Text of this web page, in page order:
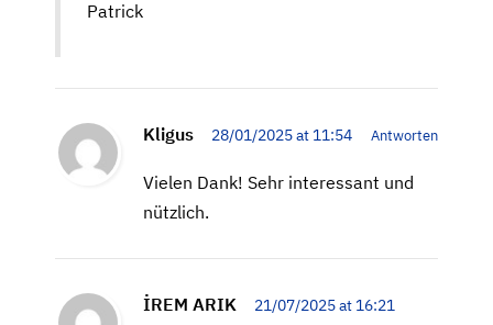
Patrick
Kligus 28/01/2025 at 11:54 Antworten
Vielen Dank! Sehr interessant und
nützlich.
İREM ARIK 21/07/2025 at 16:21